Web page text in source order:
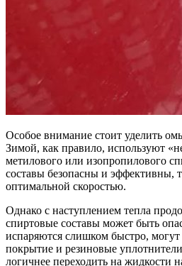
Особое внимание стоит уделить
Зимой, как правило, используют
метилового или изопропилового
составы безопасны и эффективны,
оптимальной скоростью.
Однако с наступлением тепла
спиртовые составы может быть
испаряются слишком быстро, могут
покрытие и резиновые
логичнее переходить на жидкости